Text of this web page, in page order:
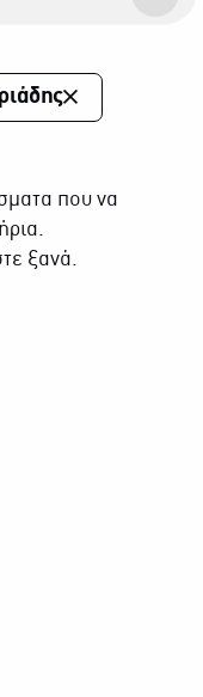
που να
ξανά.